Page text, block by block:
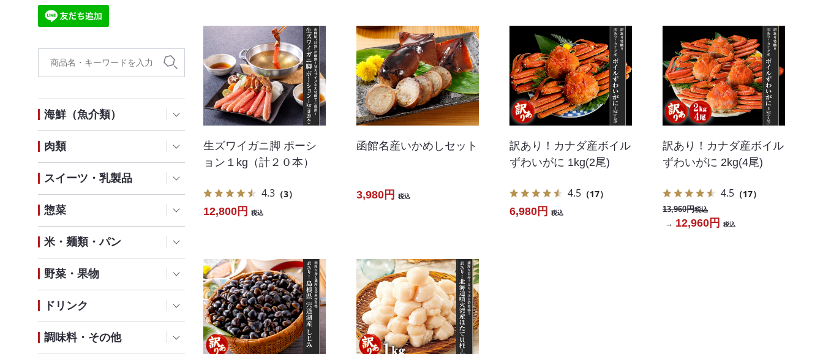
海鮮（魚介類）
肉類
スイーツ・乳製品
惣菜
米・麺類・パン
野菜・果物
ドリンク
調味料・その他
生ズワイガニ脚 ポーシ
ョン１kg（計２０本）
4.3 （3）
12,800円 税込
函館名産いかめしセット
3,980円 税込
訳あり！カナダ産ボイル
ずわいがに 1kg(2尾)
4.5 （17）
6,980円 税込
訳あり！カナダ産ボイル
ずわいがに 2kg(4尾)
4.5 （17）
13,960円税込
→ 12,960円 税込